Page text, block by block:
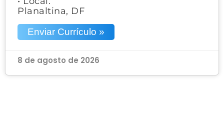
Planaltina, DF
Enviar Currículo »
8 de agosto de 2026